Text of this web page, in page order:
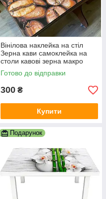
Вінілова наклейка на стіл
Зерна кави самоклейка на
столи кавові зерна макро
абстракція 600х1200 мм
Готово до відправки
300 ₴
Купити
Подарунок